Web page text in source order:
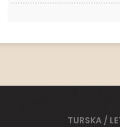
TURSKA /